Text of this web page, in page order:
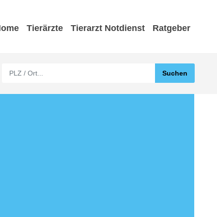
Tierärzte Tierarzt Notdienst Ratgeber